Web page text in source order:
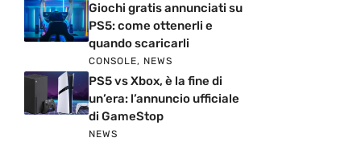
Giochi gratis annunciati su
PS5: come ottenerli e
quando scaricarli
CONSOLE, NEWS
PS5 vs Xbox, è la fine di
un’era: l’annuncio ufficiale
di GameStop
NEWS